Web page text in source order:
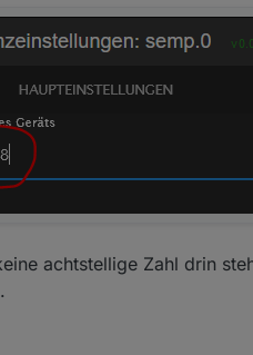
achtstellige Zahl drin